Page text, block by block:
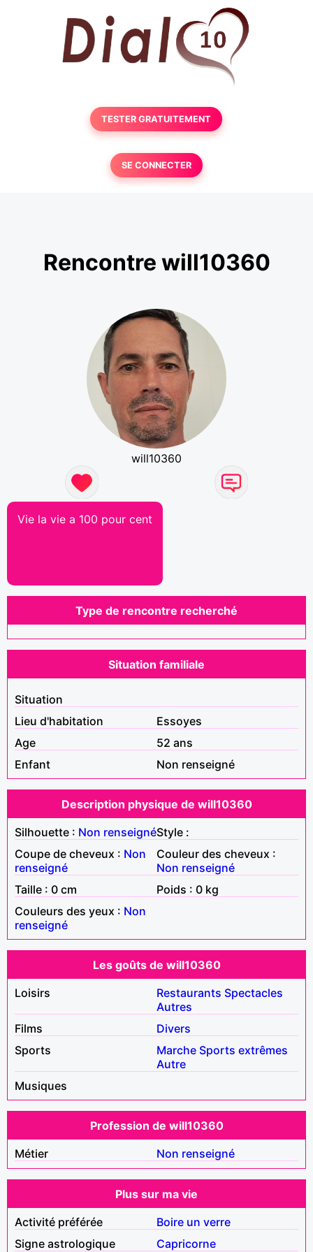
TESTER GRATUITEMENT
SE CONNECTER
Rencontre will10360
will10360
Vie la vie a 100 pour cent
Type de rencontre recherché
Situation familiale
Situation
Lieu d'habitation
Essoyes
Age
52 ans
Enfant
Non renseigné
Description physique de will10360
Silhouette : Non renseignéStyle :
Coupe de cheveux : Non
renseigné
Couleur des cheveux :
Non renseigné
Taille : 0 cm
Poids : 0 kg
Couleurs des yeux : Non
renseigné
Les goûts de will10360
Loisirs
Restaurants Spectacles
Autres
Films
Divers
Sports
Marche Sports extrêmes
Autre
Musiques
Profession de will10360
Métier
Non renseigné
Plus sur ma vie
Activité préférée
Boire un verre
Signe astrologique
Capricorne